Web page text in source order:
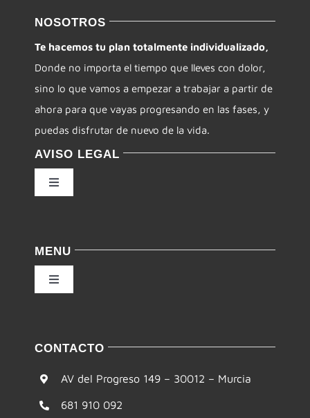
NOSOTROS
Te hacemos tu plan totalmente individualizado,
Donde no importa el tiempo que lleves con dolor,
sino lo que vamos a empezar a trabajar a partir de
ahora para que vayas progresando en las fases, y
puedas disfrutar de nuevo de la vida.
AVISO LEGAL
Toggle
Navigation
Condiciones de uso
Accesibilidad
Mapa del sitio
MENU
Toggle
Navigation
Te ayudamos
CONTACTO
AV del Progreso 149 – 30012 – Murcia
681 910 092